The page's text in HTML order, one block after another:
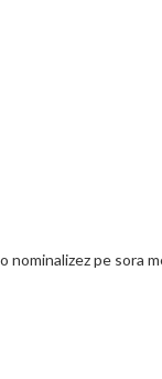
nominalizez pe sora